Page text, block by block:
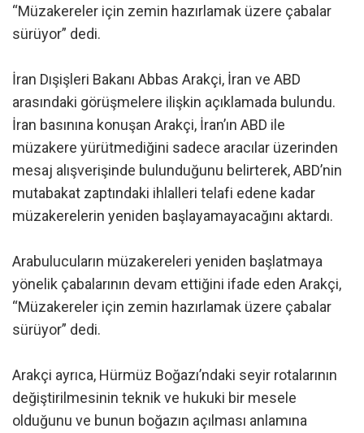
“Müzakereler için zemin hazırlamak üzere çabalar
sürüyor” dedi.
İran Dışişleri Bakanı Abbas Arakçi, İran ve ABD
arasındaki görüşmelere ilişkin açıklamada bulundu.
İran basınına konuşan Arakçi, İran’ın ABD ile
müzakere yürütmediğini sadece aracılar üzerinden
mesaj alışverişinde bulunduğunu belirterek, ABD’nin
mutabakat zaptındaki ihlalleri telafi edene kadar
müzakerelerin yeniden başlayamayacağını aktardı.
Arabulucuların müzakereleri yeniden başlatmaya
yönelik çabalarının devam ettiğini ifade eden Arakçi,
“Müzakereler için zemin hazırlamak üzere çabalar
sürüyor” dedi.
Arakçi ayrıca, Hürmüz Boğazı’ndaki seyir rotalarının
değiştirilmesinin teknik ve hukuki bir mesele
olduğunu ve bunun boğazın açılması anlamına